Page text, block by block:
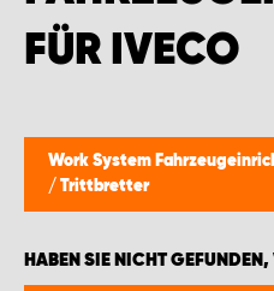
FÜR IVECO
Work System
/ Trittbretter
HABEN SIE NICHT
WORK SYSTEM LEIPZIG/HALLE
WORK SYSTEM LUDWIGSHAFEN